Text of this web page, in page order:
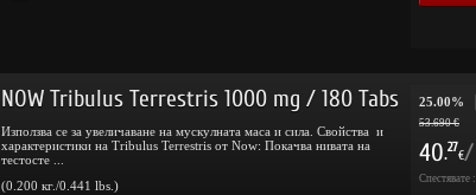
NOW Tribulus Terrestris 1000 mg / 180 Tabs
Използва се за увеличаване на мускулната маса и сила. Свойства и
характеристики на Tribulus Terrestris от Now: Покачва нивата на
тестосте ...
(0.200 кг./0.441 lbs.)
25.00%
53.690 €
40.27
€/
Спестявате :